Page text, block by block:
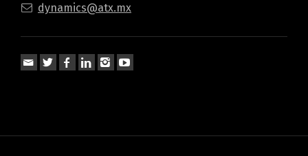
dynamics@atx.mx